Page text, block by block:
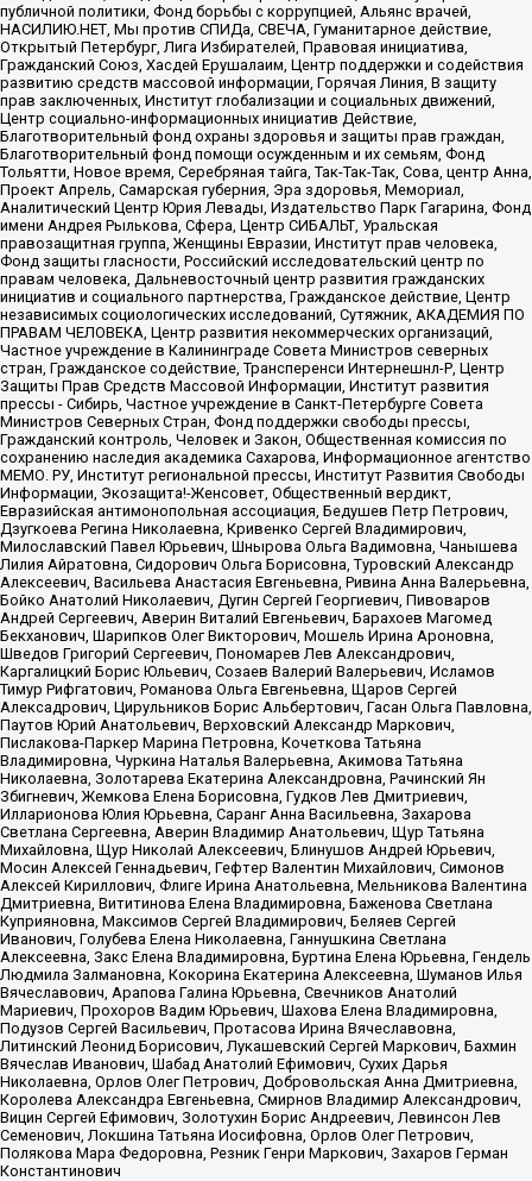
публичной политики, Фонд борьбы с коррупцией, Альянс врачей,
НАСИЛИЮ.НЕТ, Мы против СПИДа, СВЕЧА, Гуманитарное действие,
Открытый Петербург, Лига Избирателей, Правовая инициатива,
Гражданский Союз, Хасдей Ерушалаим, Центр поддержки и содействия
развитию средств массовой информации, Горячая Линия, В защиту
прав заключенных, Институт глобализации и социальных движений,
Центр социально-информационных инициатив Действие,
Благотворительный фонд охраны здоровья и защиты прав граждан,
Благотворительный фонд помощи осужденным и их семьям, Фонд
Тольятти, Новое время, Серебряная тайга, Так-Так-Так, Сова, центр Анна,
Проект Апрель, Самарская губерния, Эра здоровья, Мемориал,
Аналитический Центр Юрия Левады, Издательство Парк Гагарина, Фонд
имени Андрея Рылькова, Сфера, Центр СИБАЛЬТ, Уральская
правозащитная группа, Женщины Евразии, Институт прав человека,
Фонд защиты гласности, Российский исследовательский центр по
правам человека, Дальневосточный центр развития гражданских
инициатив и социального партнерства, Гражданское действие, Центр
независимых социологических исследований, Сутяжник, АКАДЕМИЯ ПО
ПРАВАМ ЧЕЛОВЕКА, Центр развития некоммерческих организаций,
Частное учреждение в Калининграде Совета Министров северных
стран, Гражданское содействие, Трансперенси Интернешнл-Р, Центр
Защиты Прав Средств Массовой Информации, Институт развития
прессы - Сибирь, Частное учреждение в Санкт-Петербурге Совета
Министров Северных Стран, Фонд поддержки свободы прессы,
Гражданский контроль, Человек и Закон, Общественная комиссия по
сохранению наследия академика Сахарова, Информационное агентство
МЕМО. РУ, Институт региональной прессы, Институт Развития Свободы
Информации, Экозащита!-Женсовет, Общественный вердикт,
Евразийская антимонопольная ассоциация, Бедушев Петр Петрович,
Дзугкоева Регина Николаевна, Кривенко Сергей Владимирович,
Милославский Павел Юрьевич, Шнырова Ольга Вадимовна, Чанышева
Лилия Айратовна, Сидорович Ольга Борисовна, Туровский Александр
Алексеевич, Васильева Анастасия Евгеньевна, Ривина Анна Валерьевна,
Бойко Анатолий Николаевич, Дугин Сергей Георгиевич, Пивоваров
Андрей Сергеевич, Аверин Виталий Евгеньевич, Барахоев Магомед
Бекханович, Шарипков Олег Викторович, Мошель Ирина Ароновна,
Шведов Григорий Сергеевич, Пономарев Лев Александрович,
Каргалицкий Борис Юльевич, Созаев Валерий Валерьевич, Исламов
Тимур Рифгатович, Романова Ольга Евгеньевна, Щаров Сергей
Алексадрович, Цирульников Борис Альбертович, Гасан Ольга Павловна,
Паутов Юрий Анатольевич, Верховский Александр Маркович,
Пислакова-Паркер Марина Петровна, Кочеткова Татьяна
Владимировна, Чуркина Наталья Валерьевна, Акимова Татьяна
Николаевна, Золотарева Екатерина Александровна, Рачинский Ян
Збигневич, Жемкова Елена Борисовна, Гудков Лев Дмитриевич,
Илларионова Юлия Юрьевна, Саранг Анна Васильевна, Захарова
Светлана Сергеевна, Аверин Владимир Анатольевич, Щур Татьяна
Михайловна, Щур Николай Алексеевич, Блинушов Андрей Юрьевич,
Мосин Алексей Геннадьевич, Гефтер Валентин Михайлович, Симонов
Алексей Кириллович, Флиге Ирина Анатольевна, Мельникова Валентина
Дмитриевна, Вититинова Елена Владимировна, Баженова Светлана
Куприяновна, Максимов Сергей Владимирович, Беляев Сергей
Иванович, Голубева Елена Николаевна, Ганнушкина Светлана
Алексеевна, Закс Елена Владимировна, Буртина Елена Юрьевна, Гендель
Людмила Залмановна, Кокорина Екатерина Алексеевна, Шуманов Илья
Вячеславович, Арапова Галина Юрьевна, Свечников Анатолий
Мариевич, Прохоров Вадим Юрьевич, Шахова Елена Владимировна,
Подузов Сергей Васильевич, Протасова Ирина Вячеславовна,
Литинский Леонид Борисович, Лукашевский Сергей Маркович, Бахмин
Вячеслав Иванович, Шабад Анатолий Ефимович, Сухих Дарья
Николаевна, Орлов Олег Петрович, Добровольская Анна Дмитриевна,
Королева Александра Евгеньевна, Смирнов Владимир Александрович,
Вицин Сергей Ефимович, Золотухин Борис Андреевич, Левинсон Лев
Семенович, Локшина Татьяна Иосифовна, Орлов Олег Петрович,
Полякова Мара Федоровна, Резник Генри Маркович, Захаров Герман
Константинович